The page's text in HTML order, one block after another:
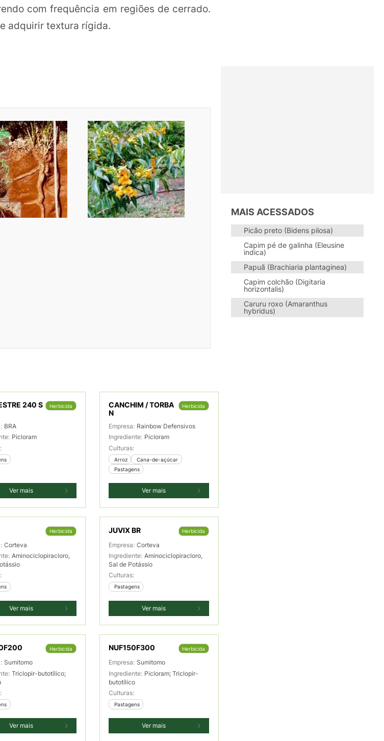
com frequência em regiões de cerrado.
adquirir textura rígida.
240 S
Herbicida
BRA
Picloram
Ver mais
CANCHIM / TORBA
N
Herbicida
Empresa: Rainbow Defensivos
Ingrediente: Picloram
Culturas:
Arroz
Cana-de-açúcar
Pastagens
Ver mais
Herbicida
Corteva
Aminociclopiracloro,
Ver mais
JUVIX BR Herbicida
Empresa: Corteva
Ingrediente: Aminociclopiracloro,
Sal de Potássio
Culturas:
Pastagens
Ver mais
Herbicida
Sumitomo
Triclopir-butotílico;
Ver mais
NUF150F300 Herbicida
Empresa: Sumitomo
Ingrediente: Picloram; Triclopir-
butotílico
Culturas:
Pastagens
Ver mais
MAIS ACESSADOS
Picão preto (Bidens pilosa)
Capim pé de galinha (Eleusine
indica)
Papuã (Brachiaria plantaginea)
Capim colchão (Digitaria
horizontalis)
Caruru roxo (Amaranthus
hybridus)